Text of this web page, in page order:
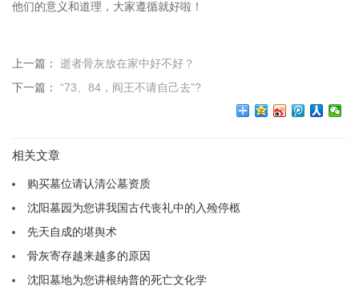
他们的意义和道理，大家遵循就好啦！
上一篇： 逝者骨灰放在家中好不好？
下一篇： “73、84，阎王不请自己去”?
相关文章
购买墓位请认清公墓资质
沈阳墓园为您讲我国古代丧礼中的入殓停柩
先天自成的堪舆术
骨灰寄存越来越多的原因
沈阳墓地为您讲根纳普的死亡文化学